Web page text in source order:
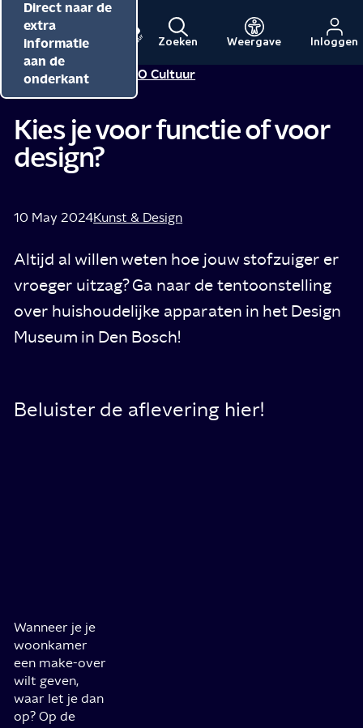
Direct naar de
inhoud
Direct naar de
hoofdnavigatie
Direct naar de
extra
informatie
aan de
onderkant
Menu
Naar
de
NPO
beginpagina
NPO
Cultuur
Zoeken Weergave Inloggen
Tip vanRedactie NPO Cultuur
Kies je voor functie of voor
design?
10 May 2024Kunst & Design
Altijd al willen weten hoe jouw stofzuiger er
vroeger uitzag? Ga naar de tentoonstelling
over huishoudelijke apparaten in het Design
Museum in Den Bosch!
Beluister de aflevering hier!
Wanneer je je
woonkamer
een make-over
wilt geven,
waar let je dan
op? Op de